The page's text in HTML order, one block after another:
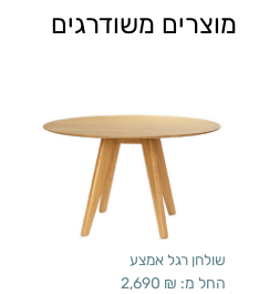
מוצרים משודרגים
שולחן רגל אמצע
החל מ: 2,690 ₪